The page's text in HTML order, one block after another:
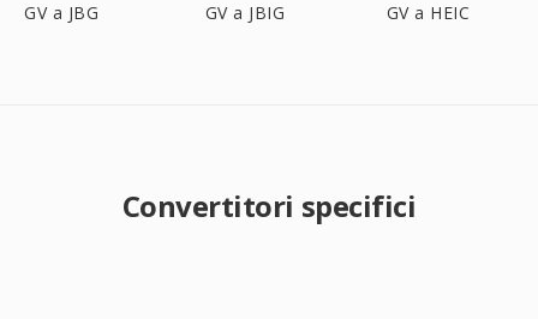
GV a JBG GV a JBIG GV a HEIC
Convertitori specifici